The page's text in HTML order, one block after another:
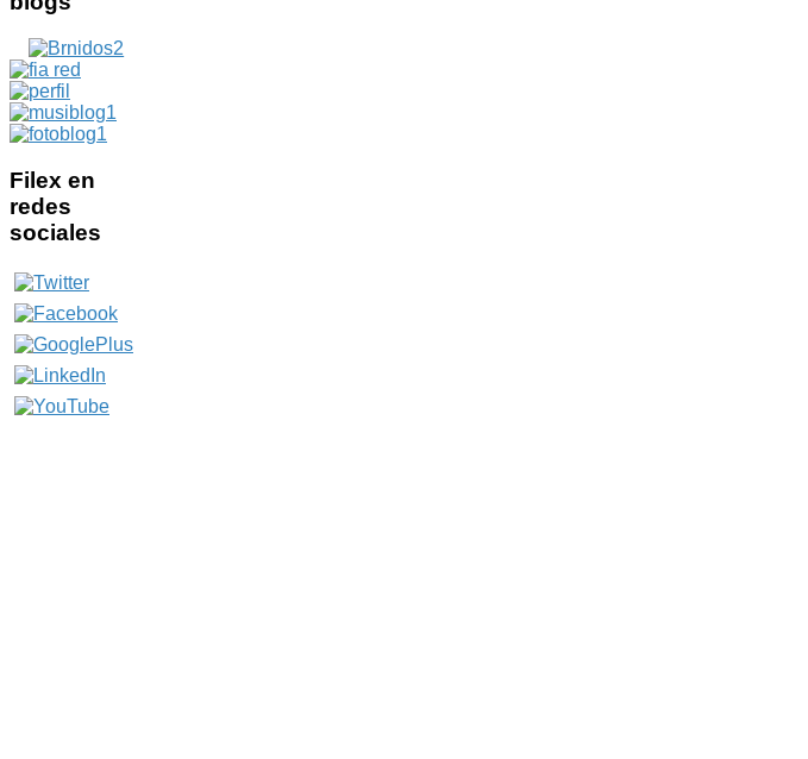
Filex en
redes
sociales